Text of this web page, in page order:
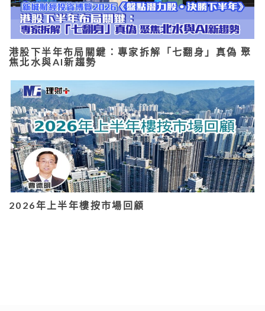
港股下半年布局關鍵：專家拆解「七翻身」真偽 聚
焦北水與AI新趨勢
2026年上半年樓按市場回顧